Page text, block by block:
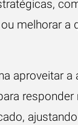
melhorar a
aproveitar a
responder